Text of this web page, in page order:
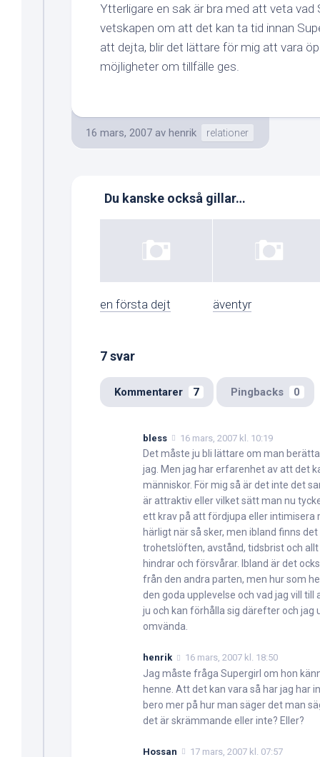
Ytterligare en sak är bra med att veta vad
vetskapen om att det kan ta tid innan
att dejta, blir det lättare för mig att vara
möjligheter om tillfälle ges.
16 mars, 2007 av henrik relationer
Du kanske också gillar…
en första dejt äventyr
7 svar
Kommentarer 7 Pingbacks 0
bless 16 mars, 2007 kl. 10:19
Det måste ju bli lättare om man
jag. Men jag har erfarenhet av att det
människor. För mig så är det inte det
är attraktiv eller vilket sätt man nu
ett krav på att fördjupa eller intimisera
härligt när så sker, men ibland finns
trohetslöften, avstånd, tidsbrist och
hindrar och försvårar. Ibland är det
från den andra parten, men hur som
den goda upplevelse och vad jag vill till
ju och kan förhålla sig därefter och jag
omvända.
henrik 16 mars, 2007 kl. 18:50
Jag måste fråga Supergirl om hon
henne. Att det kan vara så har jag har
bero mer på hur man säger det man
det är skrämmande eller inte? Eller?
Hossan 17 mars, 2007 kl. 07:57